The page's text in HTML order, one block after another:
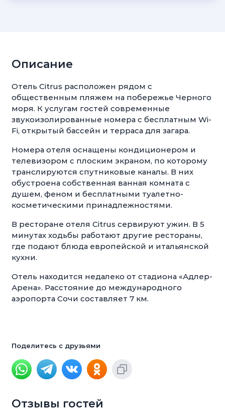
Описание
Отель Citrus расположен рядом с
общественным пляжем на побережье Черного
моря. К услугам гостей современные
звукоизолированные номера с бесплатным Wi-
Fi, открытый бассейн и терраса для загара.
Номера отеля оснащены кондиционером и
телевизором с плоским экраном, по которому
транслируются спутниковые каналы. В них
обустроена собственная ванная комната с
душем, феном и бесплатными туалетно-
косметическими принадлежностями.
В ресторане отеля Citrus сервируют ужин. В 5
минутах ходьбы работают другие рестораны,
где подают блюда европейской и итальянской
кухни.
Отель находится недалеко от стадиона «Адлер-
Арена». Расстояние до международного
аэропорта Сочи составляет 7 км.
Поделитесь с друзьями
Отзывы гостей